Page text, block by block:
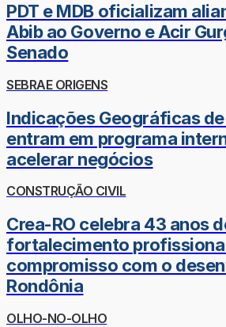
PDT e MDB oficializam
Abib ao Governo e Acir
Senado
SEBRAE ORIGENS
Indicações Geográficas
entram em programa
acelerar negócios
CONSTRUÇÃO CIVIL
Crea-RO celebra 43 anos
fortalecimento
compromisso com o
Rondônia
OLHO-NO-OLHO